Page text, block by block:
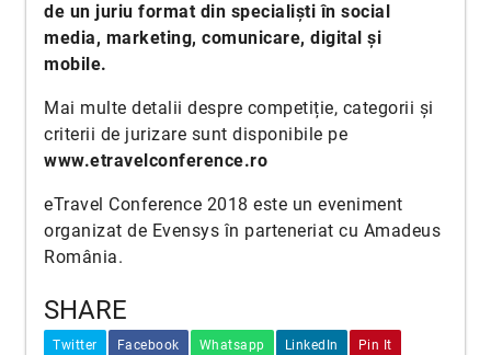
de un juriu format din specialiști în social
media, marketing, comunicare, digital și
mobile.
Mai multe detalii despre competiție, categorii și
criterii de jurizare sunt disponibile pe
www.etravelconference.ro
eTravel Conference 2018 este un eveniment
organizat de Evensys în parteneriat cu Amadeus
România.
SHARE
Twitter Facebook Whatsapp LinkedIn Pin It